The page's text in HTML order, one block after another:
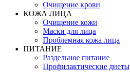
Очищение крови
КОЖА ЛИЦА
Очищение кожи
Маски для лица
Проблемная кожа лица
ПИТАНИЕ
Раздельное питание
Профилактические диеты